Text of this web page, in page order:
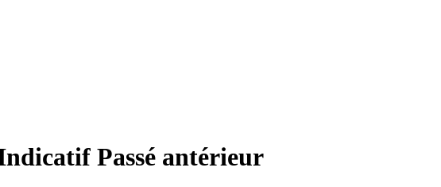
Passé antérieur